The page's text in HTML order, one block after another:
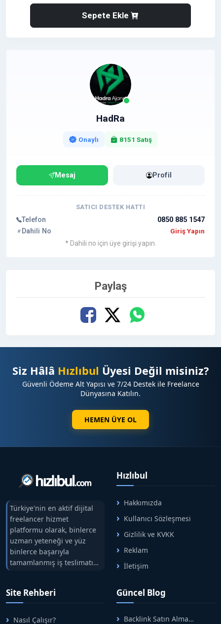
Sepete Ekle
HadRa
Onaylı 8151 Satış
Mesaj Profil
SATICI DESTEK HATTI
Telefon
0850 885 1547
Dahili No
Giriş Yapın
* Dahili no için üye girişi yapın.
Paylaş
Siz Hâlâ Hızlıbul Üyesi Değil misiniz?
Güvenli Ödeme Alt Yapısı ve 7/24 Destek ile Freelance
Dünyasına Katılın.
HEMEN ÜYE OL
Türkiye'nin en aktif dijital
freelancer hizmet
platformu olarak, binlerce
uzman yeteneği ve yüz
binlerce başarıyla
tamamlanmış iş teslimatını
tek çatıda buluşturuyoruz.
arasındaki süreci risksiz
alışveriş sistemi ile koruyan
ticaretin güvenli
Hızlıbul
Hakkımızda
Kullanıcı Sözleşmesi
Gizlilik ve KVKK
Reklam
İletişim
Site Rehberi
Nasıl Çalışır?
Güncel Blog
Backlink Satın Alma